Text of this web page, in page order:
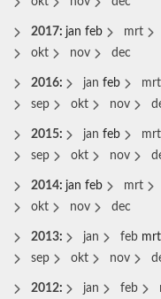
2017: jan feb mrt
okt
nov dec
2016: jan feb mrt
sep
okt nov
2015: jan feb mrt
sep
okt nov
2014: jan feb mrt
okt
nov dec
2013: jan feb mrt
sep
okt nov
2012: jan feb